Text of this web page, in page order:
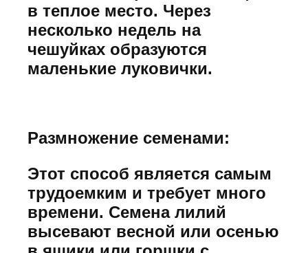
в теплое место. Через
несколько недель на
чешуйках образуются
маленькие луковички.
Размножение семенами:
Этот способ является самым
трудоемким и требует много
времени. Семена лилий
высевают весной или осенью